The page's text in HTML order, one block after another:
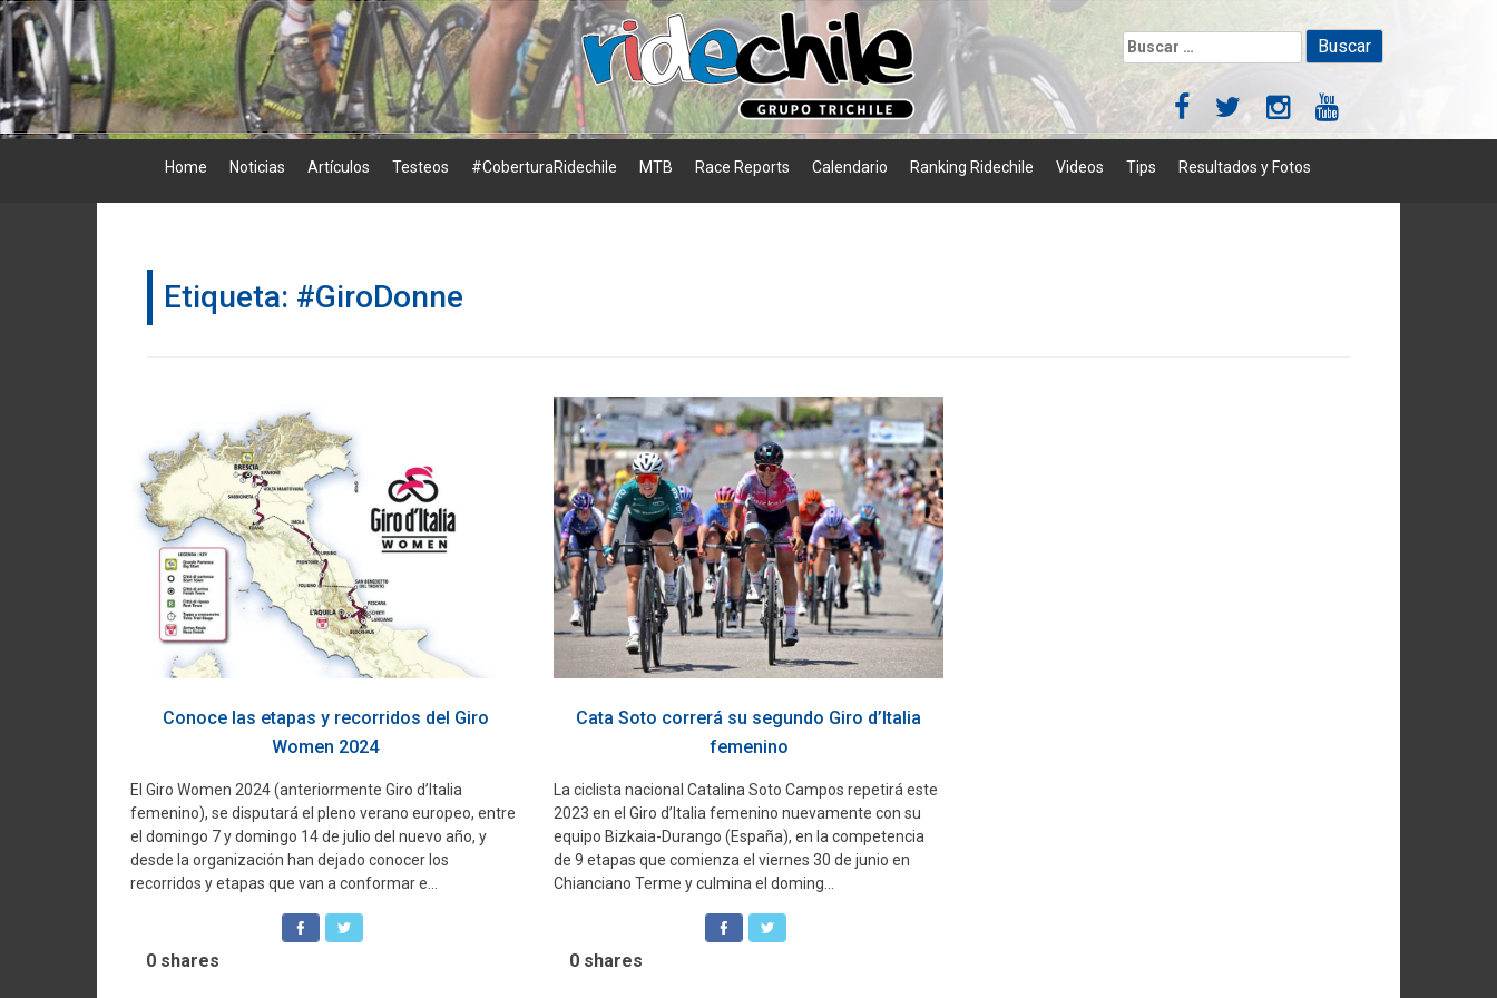
Skip
to
content
Buscar:
Home Noticias Artículos Testeos #CoberturaRidechile MTB Race Reports Calendario Ranking Ridechile Videos Tips Resultados y Fotos
Etiqueta: #GiroDonne
Conoce las etapas y recorridos del Giro
Women 2024
El Giro Women 2024 (anteriormente Giro d’Italia
femenino), se disputará el pleno verano europeo, entre
el domingo 7 y domingo 14 de julio del nuevo año, y
desde la organización han dejado conocer los
recorridos y etapas que van a conformar e...
0 shares
Cata Soto correrá su segundo Giro d’Italia
femenino
La ciclista nacional Catalina Soto Campos repetirá este
2023 en el Giro d’Italia femenino nuevamente con su
equipo Bizkaia-Durango (España), en la competencia
de 9 etapas que comienza el viernes 30 de junio en
Chianciano Terme y culmina el doming...
0 shares